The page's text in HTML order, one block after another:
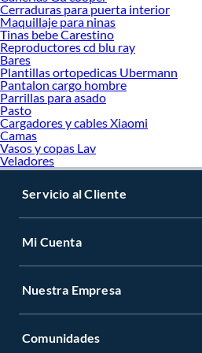
Elementos de protección personal
Ropa de seguridad y protección personal
Zapatos de Seguridad
Guantes de seguridad
Overol
Casco de seguridad
Lentes de seguridad
Ropa de trabajo
Chaleco y chaquetas de trabajo
Protección auditiva
Mascarillas y respiradores
Cerraduras para puerta interior
Maquillaje para ninas
Tinas bebe Carestino
Reproductores cd blu ray
Bares
Plantillas ortopedicas Ubermann
Pantalon cargo hombre
Parrillas para asado
Pasto
Cargadores y cables Xiaomi
Camas
Vasos y copas Lav
Veladores
Servicio al Cliente
Mi Cuenta
Nuestra Empresa
Comunidades